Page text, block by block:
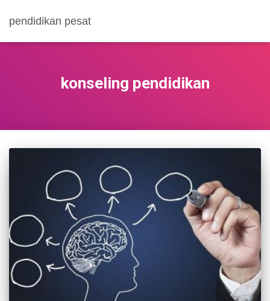
pendidikan pesat
konseling pendidikan